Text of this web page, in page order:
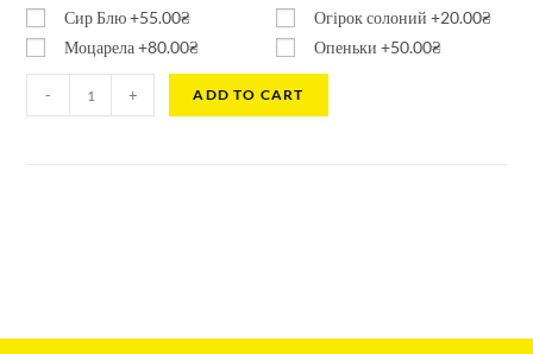
Сир Блю+55.00₴
Моцарела+80.00₴
Огірок солоний +20.00₴
Опеньки +50.00₴
- + ADD TO CART